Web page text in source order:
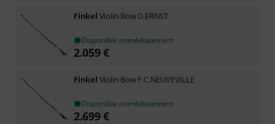
Finkel Violin Bow D.ERNST
Disponible immédiatement
2.059€
Finkel Violin Bow F.C.NEUVEVILLE
Disponible immédiatement
2.699€